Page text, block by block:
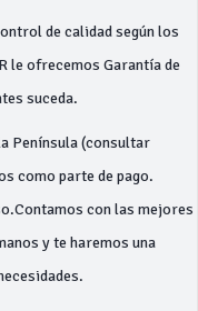
de calidad según los
le ofrecemos Garantía de
suceda.
Península (consultar
como parte de pago.
con las mejores
y te haremos una